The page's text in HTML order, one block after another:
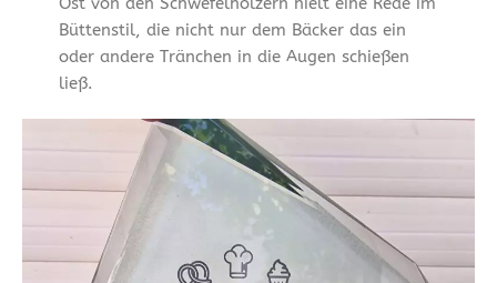
Büttenstil, die nicht nur dem Bäcker das ein
oder andere Tränchen in die Augen schießen
ließ.